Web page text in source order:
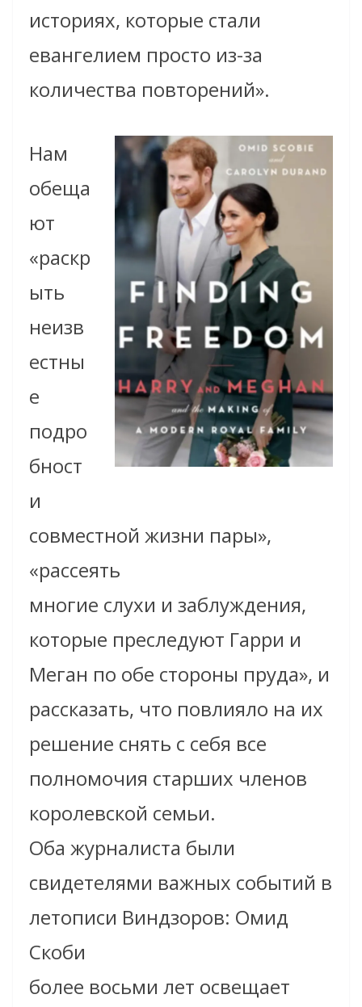
историях, которые стали
евангелием просто из-за
количества повторений».
Нам
обеща
ют
«раскр
ыть
неизв
естны
е
подро
бност
и
совместной жизни пары»,
«рассеять
многие слухи и заблуждения,
которые преследуют Гарри и
Меган по обе стороны пруда», и
рассказать, что повлияло на их
решение снять с себя все
полномочия старших членов
королевской семьи.
Оба журналиста были
свидетелями важных событий в
летописи Виндзоров: Омид
Скоби
более восьми лет освещает